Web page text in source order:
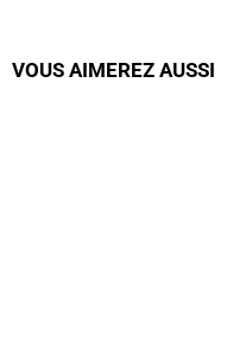
VOUS AIMEREZ AUSSI